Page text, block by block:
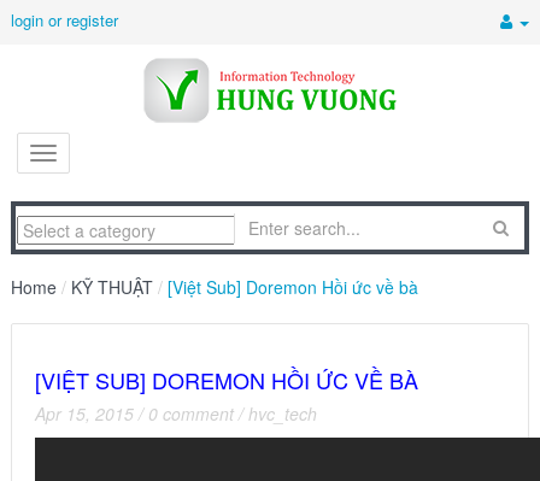
login or register
Home / KỸ THUẬT / [Việt Sub] Doremon Hồi ức về bà
[VIỆT SUB] DOREMON HỒI ỨC VỀ BÀ
Apr 15, 2015 / 0 comment /hvc_tech